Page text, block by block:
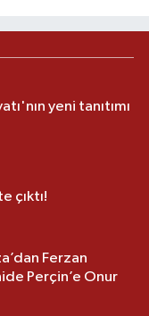
yeni tanıtımı
çıktı!
Ferzan
Perçin’e Onur